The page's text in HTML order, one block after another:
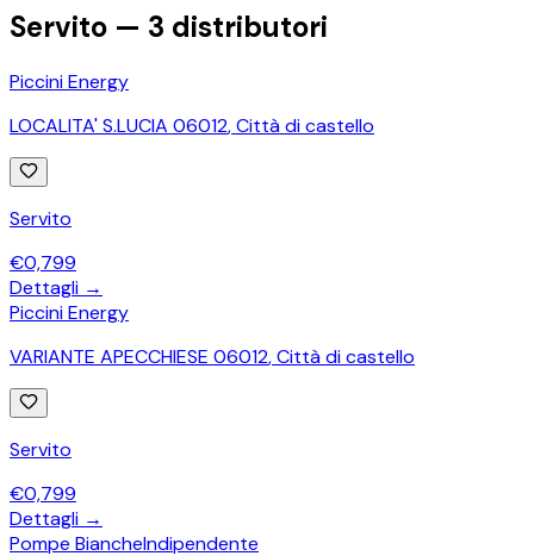
Servito — 3 distributori
Piccini Energy
LOCALITA' S.LUCIA 06012,Città di castello
Servito
€0,799
Dettagli →
Piccini Energy
VARIANTE APECCHIESE 06012,Città di castello
Servito
€0,799
Dettagli →
Pompe BiancheIndipendente